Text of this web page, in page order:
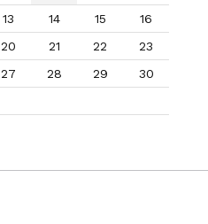
13 14 15
16
20 21 22
23
27 28 29
30